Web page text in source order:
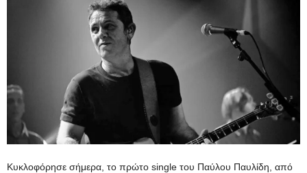
Κυκλοφόρησε σήμερα, το πρώτο single του Παύλου Παυλίδη, από